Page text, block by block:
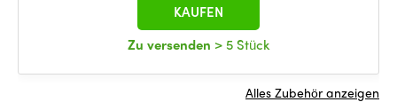
Zu versenden > 5 Stück
KAUFEN
Alles Zubehör anzeigen